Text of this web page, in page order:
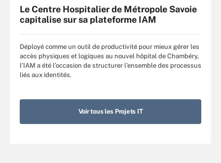
Le Centre Hospitalier de Métropole Savoie
capitalise sur sa plateforme IAM
Déployé comme un outil de productivité pour mieux gérer les
accès physiques et logiques au nouvel hôpital de Chambéry,
l’IAM a été l’occasion de structurer l’ensemble des processus
liés aux identités.
Voir tous les Projets IT